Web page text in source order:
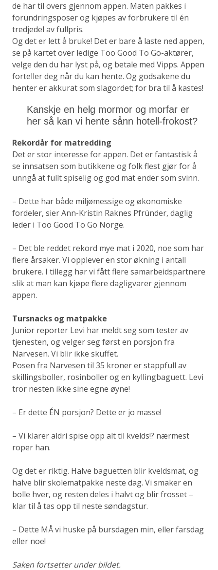
de har til overs gjennom appen. Maten pakkes i
forundringsposer og kjøpes av forbrukere til én
tredjedel av fullpris.
Og det er lett å bruke! Det er bare å laste ned appen,
se på kartet over ledige Too Good To Go-aktører,
velge den du har lyst på, og betale med Vipps. Appen
forteller deg når du kan hente. Og godsakene du
henter er akkurat som slagordet; for bra til å kastes!
Kanskje en helg mormor og morfar er
her så kan vi hente sånn hotell-frokost?
Rekordår for matredding
Det er stor interesse for appen. Det er fantastisk å
se innsatsen som butikkene og folk flest gjør for å
unngå at fullt spiselig og god mat ender som svinn.
– Dette har både miljømessige og økonomiske
fordeler, sier Ann-Kristin Raknes Pfründer, daglig
leder i Too Good To Go Norge.
– Det ble reddet rekord mye mat i 2020, noe som har
flere årsaker. Vi opplever en stor økning i antall
brukere. I tillegg har vi fått flere samarbeidspartnere
slik at man kan kjøpe flere dagligvarer gjennom
appen.
Tursnacks og matpakke
Junior reporter Levi har meldt seg som tester av
tjenesten, og velger seg først en porsjon fra
Narvesen. Vi blir ikke skuffet.
Posen fra Narvesen til 35 kroner er stappfull av
skillingsboller, rosinboller og en kyllingbaguett. Levi
tror nesten ikke sine egne øyne!
– Er dette ÉN porsjon? Dette er jo masse!
– Vi klarer aldri spise opp alt til kvelds!? nærmest
roper han.
Og det er riktig. Halve baguetten blir kveldsmat, og
halve blir skolematpakke neste dag. Vi smaker en
bolle hver, og resten deles i halvt og blir frosset –
klar til å tas opp til neste søndagstur.
– Dette MÅ vi huske på bursdagen min, eller farsdag
eller noe!
Saken fortsetter under bildet.